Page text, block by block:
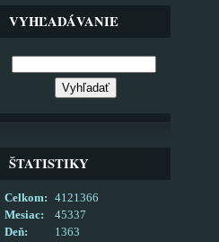
VYHĽADÁVANIE
ŠTATISTIKY
Celkom:
4121366
Mesiac:
45337
Deň:
1363